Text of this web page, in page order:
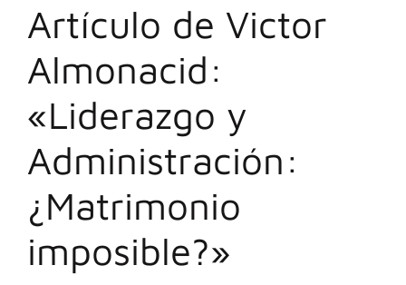
Artículo de Victor
Almonacid:
«Liderazgo y
Administración:
¿Matrimonio
imposible?»